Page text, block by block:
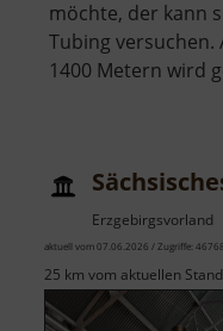
möchte, der kann
Tubing versuchen.
1400 Metern wird
Erzgebirgsvorland
aktuell vom 07.06.2026 / Zugriffe: 46768
25 km vom aktuellen